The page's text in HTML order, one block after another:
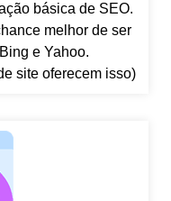
básica de SEO.
melhor de ser
e Yahoo.
site oferecem isso)